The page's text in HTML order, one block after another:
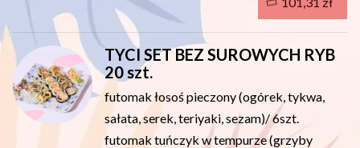
TYCI SET BEZ SUROWYCH RYB
20 szt.
futomak łosoś pieczony (ogórek, tykwa,
sałata, serek, teriyaki, sezam)/ 6szt.
futomak tuńczyk w tempurze (grzyby